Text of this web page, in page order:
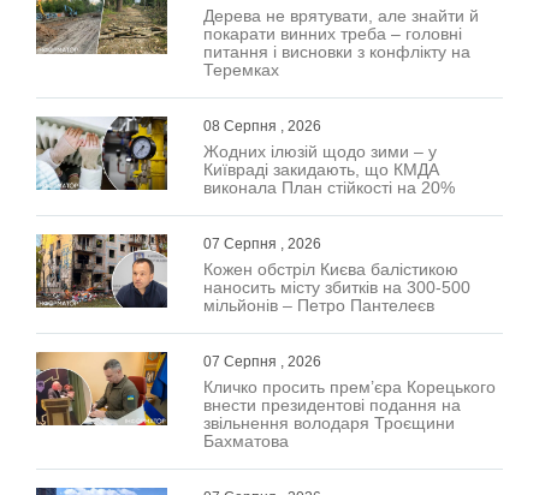
Дерева не врятувати, але знайти й
покарати винних треба – головні
питання і висновки з конфлікту на
Теремках
08 Серпня , 2026
Жодних ілюзій щодо зими – у
Київраді закидають, що КМДА
виконала План стійкості на 20%
07 Серпня , 2026
Кожен обстріл Києва балістикою
наносить місту збитків на 300-500
мільйонів – Петро Пантелеєв
07 Серпня , 2026
Кличко просить прем’єра Корецького
внести президентові подання на
звільнення володаря Троєщини
Бахматова